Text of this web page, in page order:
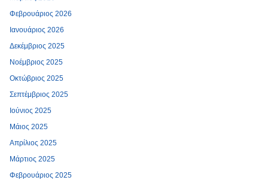
Φεβρουάριος 2026
Ιανουάριος 2026
Δεκέμβριος 2025
Νοέμβριος 2025
Οκτώβριος 2025
Σεπτέμβριος 2025
Ιούνιος 2025
Μάιος 2025
Απρίλιος 2025
Μάρτιος 2025
Φεβρουάριος 2025